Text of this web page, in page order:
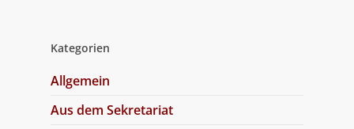
Kategorien
Allgemein
Aus dem Sekretariat